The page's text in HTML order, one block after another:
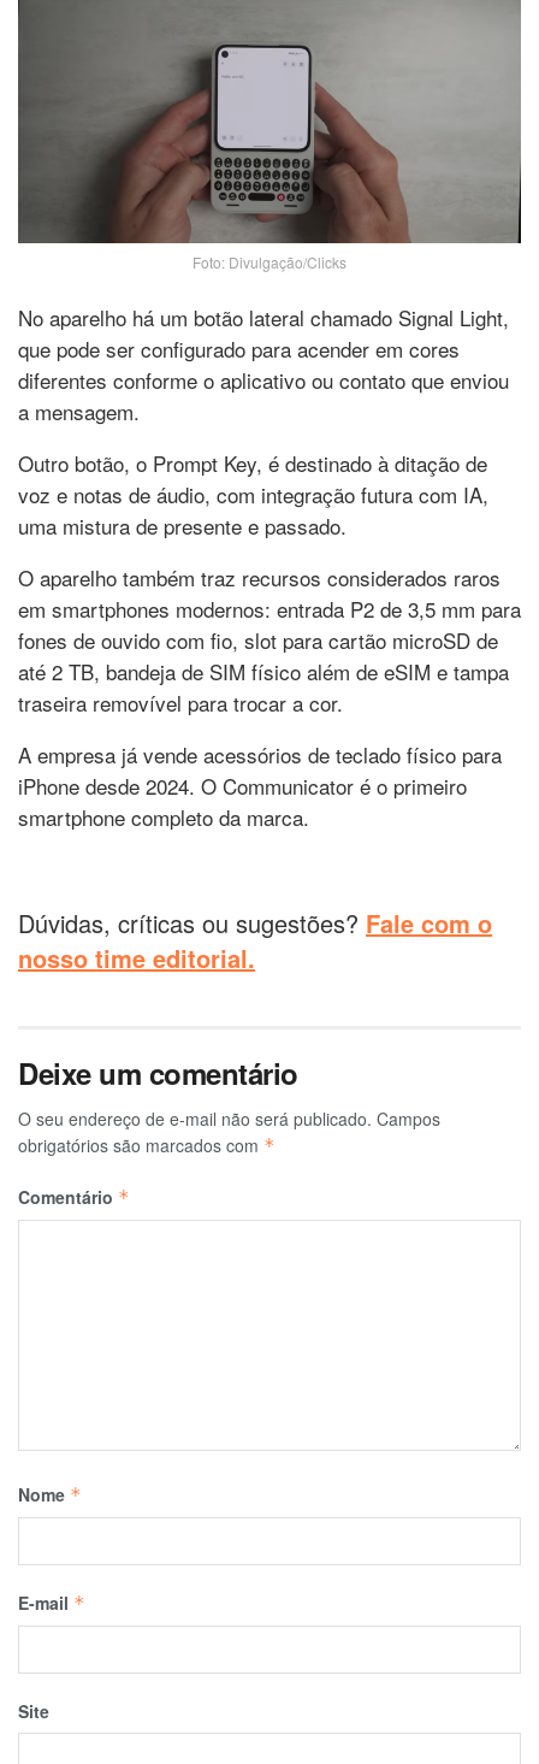
Foto: Divulgação/Clicks
No aparelho há um botão lateral chamado Signal Light,
que pode ser configurado para acender em cores
diferentes conforme o aplicativo ou contato que enviou
a mensagem.
Outro botão, o Prompt Key, é destinado à ditação de
voz e notas de áudio, com integração futura com IA,
uma mistura de presente e passado.
O aparelho também traz recursos considerados raros
em smartphones modernos: entrada P2 de 3,5 mm para
fones de ouvido com fio, slot para cartão microSD de
até 2 TB, bandeja de SIM físico além de eSIM e tampa
traseira removível para trocar a cor.
A empresa já vende acessórios de teclado físico para
iPhone desde 2024. O Communicator é o primeiro
smartphone completo da marca.
Dúvidas, críticas ou sugestões? Fale com o
nosso time editorial.
Deixe um comentário
O seu endereço de e-mail não será publicado. Campos
obrigatórios são marcados com *
Comentário *
Nome *
E-mail *
Site